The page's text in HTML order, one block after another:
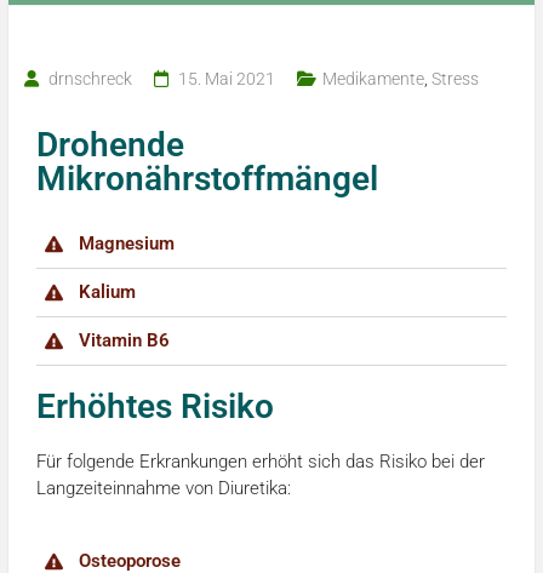
drnschreck 15. Mai 2021 Medikamente, Stress
Drohende
Mikronährstoffmängel
Magnesium
Kalium
Vitamin B6
Erhöhtes Risiko
Für folgende Erkrankungen erhöht sich das Risiko bei der
Langzeiteinnahme von Diuretika:
Osteoporose